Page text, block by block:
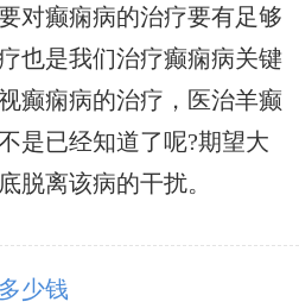
对癫痫病的治疗要有足够
也是我们治疗癫痫病关键
癫痫病的治疗，医治羊癫
是已经知道了呢?期望大
脱离该病的干扰。
少钱